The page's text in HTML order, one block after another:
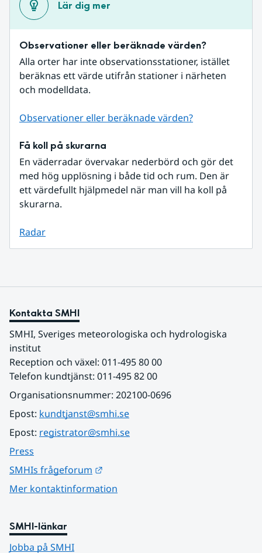
Lär dig mer
Observationer eller beräknade värden?
Alla orter har inte observationsstationer, istället
beräknas ett värde utifrån stationer i närheten
och modelldata.
Observationer eller beräknade värden?
Få koll på skurarna
En väderradar övervakar nederbörd och gör det
med hög upplösning i både tid och rum. Den är
ett värdefullt hjälpmedel när man vill ha koll på
skurarna.
Radar
Kontakta SMHI
SMHI, Sveriges meteorologiska och hydrologiska
institut
Reception och växel: 011-495 80 00
Telefon kundtjänst: 011-495 82 00
Organisationsnummer: 202100-0696
Epost: kundtjanst@smhi.se
Epost: registrator@smhi.se
Press
SMHIs frågeforum
Mer kontaktinformation
SMHI-länkar
Jobba på SMHI